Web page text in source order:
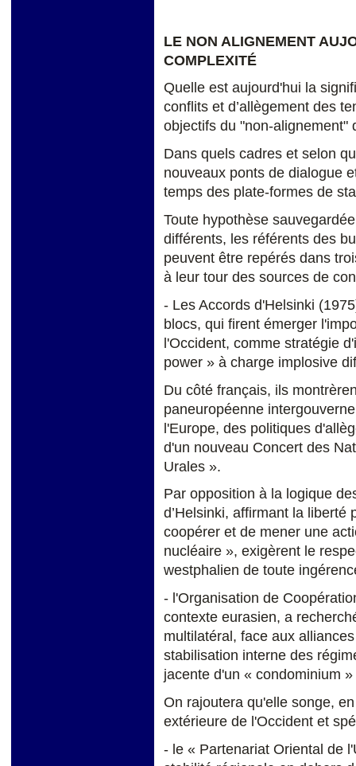
LE NON ALIGNEMENT
COMPLEXITÉ
Quelle est aujourd'hui la
conflits et d’allègement des
objectifs du "non-alignement"
Dans quels cadres et selon
nouveaux ponts de dialogue
temps des plate-formes de
Toute hypothèse
différents, les référents des
peuvent être repérés dans
à leur tour des sources de
- Les Accords d'Helsinki
blocs, qui firent émerger
l'Occident, comme stratégie
power » à charge implosive
Du côté français, ils
paneuropéenne
l'Europe, des politiques
d'un nouveau Concert des
Urales ».
Par opposition à la logique
d’Helsinki, affirmant la liberté
coopérer et de mener une
nucléaire », exigèrent le
westphalien de toute
- l'Organisation de
contexte eurasien, a
multilatéral, face aux
stabilisation interne des
jacente d'un « condominium
On rajoutera qu'elle songe,
extérieure de l'Occident et
- le « Partenariat Oriental de